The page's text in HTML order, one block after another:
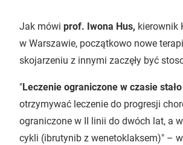
Jak mówi prof. Iwona Hus, kierownik
w Warszawie, początkowo nowe
skojarzeniu z innymi zaczęły być
"Leczenie ograniczone w czasie
otrzymywać leczenie do progresji
ograniczone w II linii do dwóch lat, a
cykli (ibrutynib z wenetoklaksem)" –